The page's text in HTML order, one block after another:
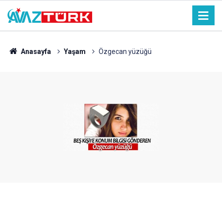
Anasayfa Yaşam Özgecan yüzüğü